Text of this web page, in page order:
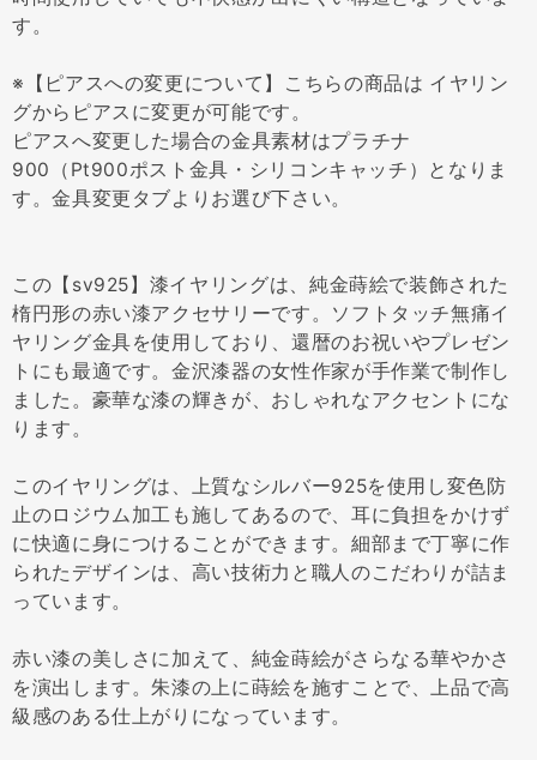
す。
※【ピアスへの変更について】こちらの商品は イヤリン
グからピアスに変更が可能です。
ピアスへ変更した場合の金具素材はプラチナ
900（Pt900ポスト金具・シリコンキャッチ）となりま
す。金具変更タブよりお選び下さい。
この【sv925】漆イヤリングは、純金蒔絵で装飾された
楕円形の赤い漆アクセサリーです。ソフトタッチ無痛イ
ヤリング金具を使用しており、還暦のお祝いやプレゼン
トにも最適です。金沢漆器の女性作家が手作業で制作し
ました。豪華な漆の輝きが、おしゃれなアクセントにな
ります。
このイヤリングは、上質なシルバー925を使用し変色防
止のロジウム加工も施してあるので、耳に負担をかけず
に快適に身につけることができます。細部まで丁寧に作
られたデザインは、高い技術力と職人のこだわりが詰ま
っています。
赤い漆の美しさに加えて、純金蒔絵がさらなる華やかさ
を演出します。朱漆の上に蒔絵を施すことで、上品で高
級感のある仕上がりになっています。